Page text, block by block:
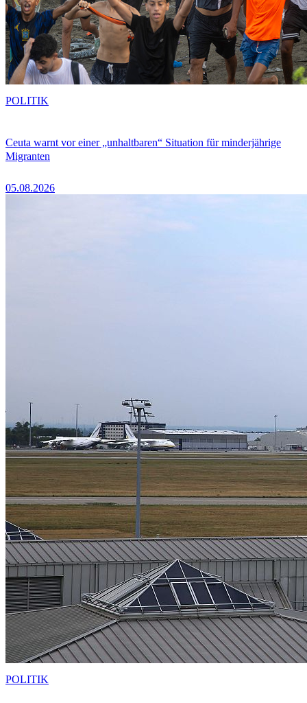
Ceuta warnt vor einer „unhaltbaren“ Situation für minderjährige
Migranten
05.08.2026
POLITIK
POLITIK